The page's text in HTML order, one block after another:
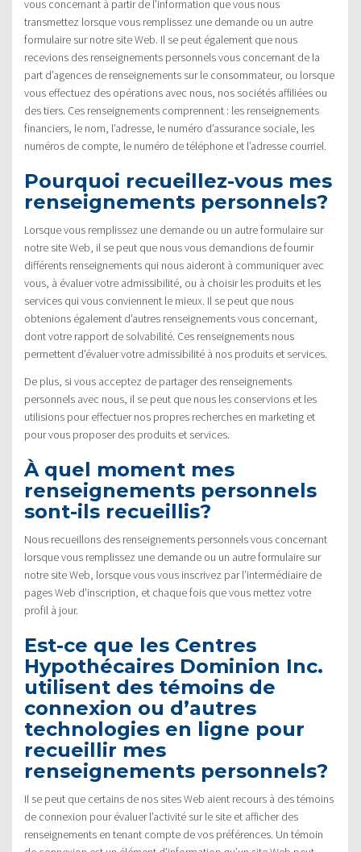
vous concernant à partir de l’information que vous nous
transmettez lorsque vous remplissez une demande ou un autre
formulaire sur notre site Web. Il se peut également que nous
recevions des renseignements personnels vous concernant de la
part d’agences de renseignements sur le consommateur, ou lorsque
vous effectuez des opérations avec nous, nos sociétés affiliées ou
des tiers. Ces renseignements comprennent : les renseignements
financiers, le nom, l’adresse, le numéro d’assurance sociale, les
numéros de compte, le numéro de téléphone et l’adresse courriel.
Pourquoi recueillez-vous mes
renseignements personnels?
Lorsque vous remplissez une demande ou un autre formulaire sur
notre site Web, il se peut que nous vous demandions de fournir
différents renseignements qui nous aideront à communiquer avec
vous, à évaluer votre admissibilité, ou à choisir les produits et les
services qui vous conviennent le mieux. Il se peut que nous
obtenions également d’autres renseignements vous concernant,
dont votre rapport de solvabilité. Ces renseignements nous
permettent d’évaluer votre admissibilité à nos produits et services.
De plus, si vous acceptez de partager des renseignements
personnels avec nous, il se peut que nous les conservions et les
utilisions pour effectuer nos propres recherches en marketing et
pour vous proposer des produits et services.
À quel moment mes
renseignements personnels
sont-ils recueillis?
Nous recueillons des renseignements personnels vous concernant
lorsque vous remplissez une demande ou un autre formulaire sur
notre site Web, lorsque vous vous inscrivez par l’intermédiaire de
pages Web d’inscription, et chaque fois que vous mettez votre
profil à jour.
Est-ce que les Centres
Hypothécaires Dominion Inc.
utilisent des témoins de
connexion ou d’autres
technologies en ligne pour
recueillir mes
renseignements personnels?
Il se peut que certains de nos sites Web aient recours à des témoins
de connexion pour évaluer l’activité sur le site et afficher des
renseignements en tenant compte de vos préférences. Un témoin